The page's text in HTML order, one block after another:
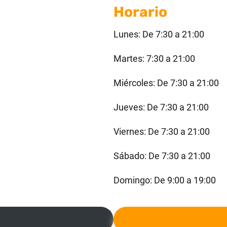
Horario
Lunes: De 7:30 a 21:00
Martes: 7:30 a 21:00
Miércoles: De 7:30 a 21:00
Jueves: De 7:30 a 21:00
Viernes: De 7:30 a 21:00
Sábado: De 7:30 a 21:00
Domingo: De 9:00 a 19:00